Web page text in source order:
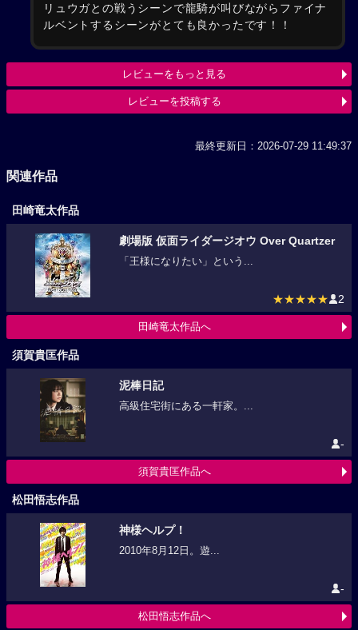
リュウガとの戦うシーンで龍騎が叫びながらファイナ
ルベントするシーンがとても良かったです！！
レビューをもっと見る
レビューを投稿する
最終更新日：2026-07-29 11:49:37
関連作品
田崎竜太作品
劇場版 仮面ライダージオウ Over Quartzer
「王様になりたい」という...
★★★★★ 2
田崎竜太作品へ
須賀貴匡作品
泥棒日記
高級住宅街にある一軒家。...
-
須賀貴匡作品へ
松田悟志作品
神様ヘルプ！
2010年8月12日。遊...
-
松田悟志作品へ